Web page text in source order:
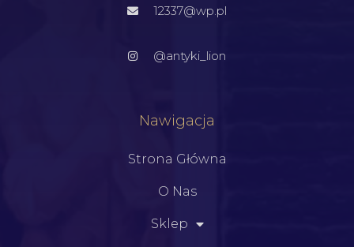
12337@wp.pl
@antyki_lion
Nawigacja
Strona Główna
O Nas
Sklep